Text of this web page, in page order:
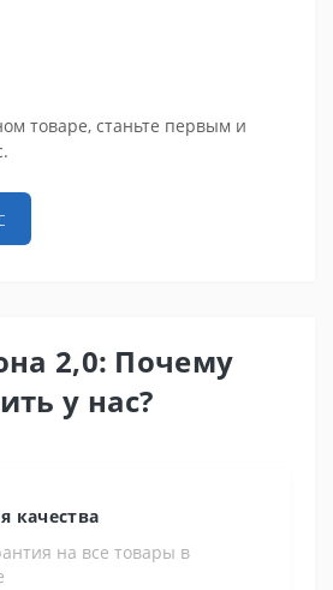
товаре, станьте первым и
2,0: Почему
у нас?
качества
на все товары в